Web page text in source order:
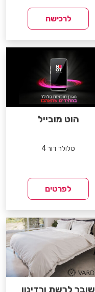
לרכישה
הוט מובייל
סלולר דור 4
לפרטים
שובר לרשת ורדינון